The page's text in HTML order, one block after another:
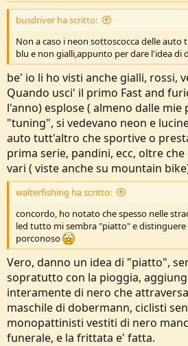
busdriver ha scritto:
Non a caso i neon sottoscocca delle
blu e non gialli,appunto per dare l'idea di
be' io li ho visti anche gialli, rossi,
Quando usci' il primo Fast and
l'anno) esplose ( almeno dalle mie
"tuning", si vedevano neon e
auto tutt'altro che sportive o
prima serie, pandini, ecc, oltre
vari ( viste anche su mountain
walterfishing ha scritto:
concordo, ho notato che spesso nelle
led tutto mi sembra "piatto" e
porconoso
Vero, danno un idea di "piatto",
sopratutto con la pioggia,
interamente di nero che
maschile di dobermann, ciclisti
monopattinisti vestiti di nero
funerale, e la frittata e' fatta.